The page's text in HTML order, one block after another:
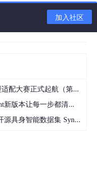
仿真模型(2018b)
第一部分首先概述了并
第二部分介绍了同步坐
分阐述了基于电网电压定
加入社区
大赛正式起航（第二季）
本让每一步都清晰可见
数据集 SynData 入驻 AtomGit